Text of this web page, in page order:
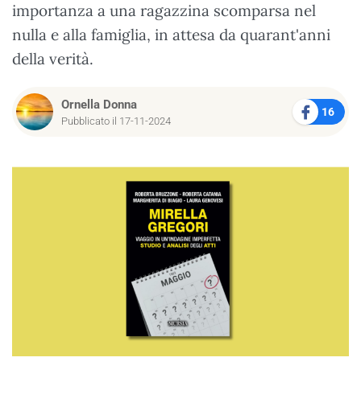
importanza a una ragazzina scomparsa nel
nulla e alla famiglia, in attesa da quarant'anni
della verità.
Ornella Donna
Pubblicato il 17-11-2024
16